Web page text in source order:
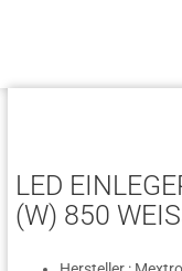
LED
(W) 850